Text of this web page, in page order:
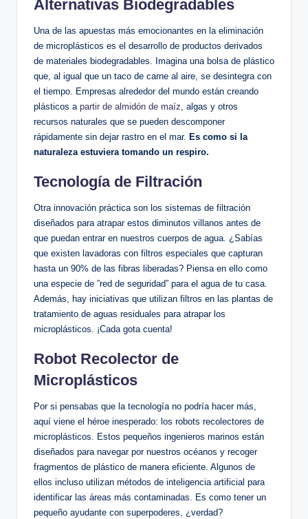
Alternativas ​Biodegradables
Una de las apuestas más emocionantes en la eliminación
de microplásticos es el desarrollo de productos derivados
de materiales biodegradables. Imagina una bolsa de plástico
que, al igual‌ que un taco de carne al aire, ‍se desintegra con
el tiempo. Empresas alrededor del mundo están creando
plásticos a⁣ partir de almidón de maíz, algas y otros
recursos naturales que se pueden descomponer
rápidamente sin dejar rastro en ⁤el mar. Es como si ⁣la
naturaleza estuviera tomando‍ un respiro.
Tecnología de Filtración
Otra innovación práctica son los sistemas ‍de filtración
diseñados‌ para atrapar estos diminutos villanos antes de
que puedan entrar en nuestros⁢ cuerpos de agua. ¿Sabías
que existen lavadoras con filtros especiales que capturan
hasta un 90% de las fibras liberadas? Piensa en ello como
una especie de ‌”red de seguridad” para el⁢ agua de tu⁢ casa.
Además, hay iniciativas que utilizan filtros en las plantas de
tratamiento de aguas residuales para‍ atrapar los
microplásticos.‌ ¡Cada gota cuenta!
Robot Recolector ‍de
Microplásticos
Por⁣ si pensabas que la tecnología no podría hacer más,
⁢aquí viene el héroe inesperado: los robots recolectores de
microplásticos. Estos pequeños ingenieros‍ marinos están
diseñados para⁤ navegar por nuestros océanos y recoger
fragmentos de⁢ plástico de manera eficiente. Algunos de
ellos incluso utilizan métodos de inteligencia artificial para
identificar las áreas más contaminadas. Es como tener un
pequeño ayudante con superpoderes, ¿verdad?